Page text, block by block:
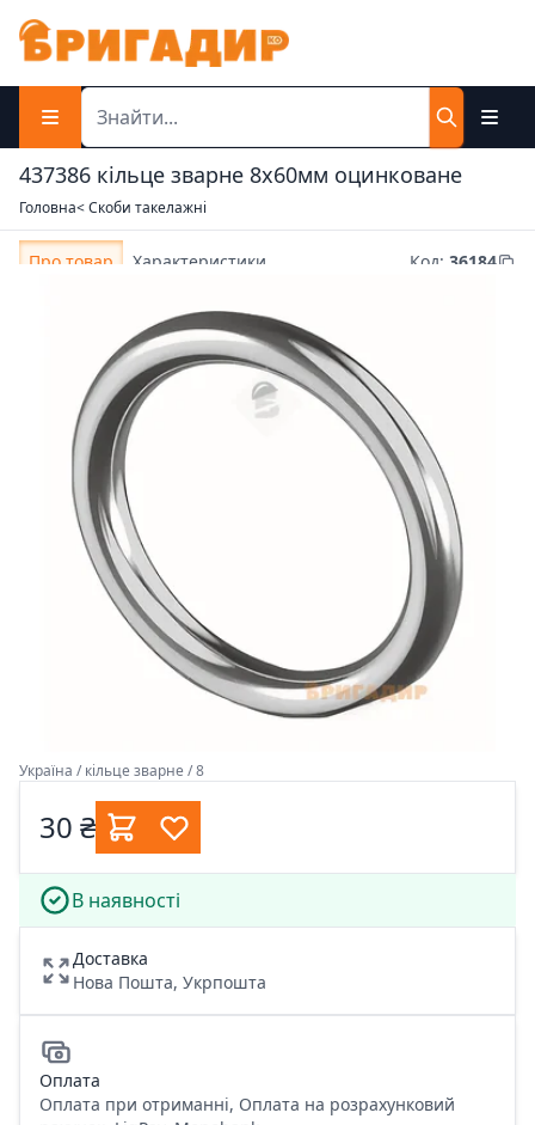
437386 кільце зварне 8х60мм оцинковане
Головна< Скоби такелажні
Про товар Характеристики Код: 36184
Україна / кільце зварне / 8
30 ₴
В наявності
Доставка
Нова Пошта, Укрпошта
Оплата
Оплата при отриманні, Оплата на розрахунковий